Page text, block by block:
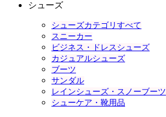
シューズ
シューズカテゴリすべて
スニーカー
ビジネス・ドレスシューズ
カジュアルシューズ
ブーツ
サンダル
レインシューズ・スノーブーツ
シューケア・靴用品